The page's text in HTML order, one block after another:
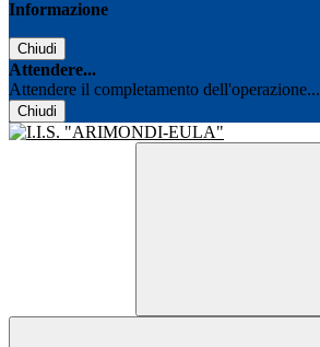
Informazione
Chiudi
Attendere...
Attendere il completamento dell'operazione...
Chiudi